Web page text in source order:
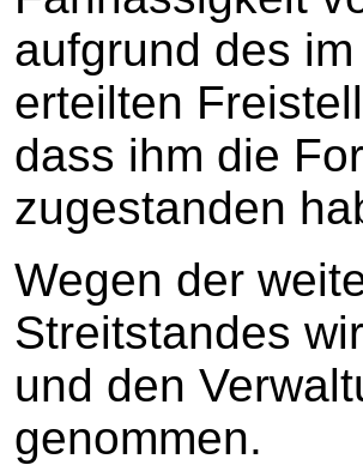
aufgrund des
erteilten
dass ihm die
zugestanden
Wegen der
Streitstandes
und den
genommen.